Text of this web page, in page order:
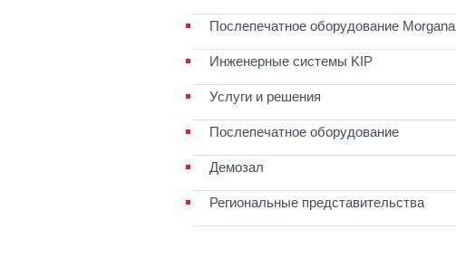
Послепечатное оборудование Morgana
Инженерные системы KIP
Услуги и решения
Послепечатное оборудование
Демозал
Региональные представительства